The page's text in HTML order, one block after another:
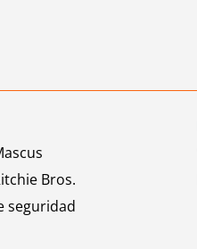
Bros.
seguridad